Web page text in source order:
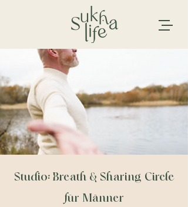
Studio: Breath & Sharing Circle
für Männer